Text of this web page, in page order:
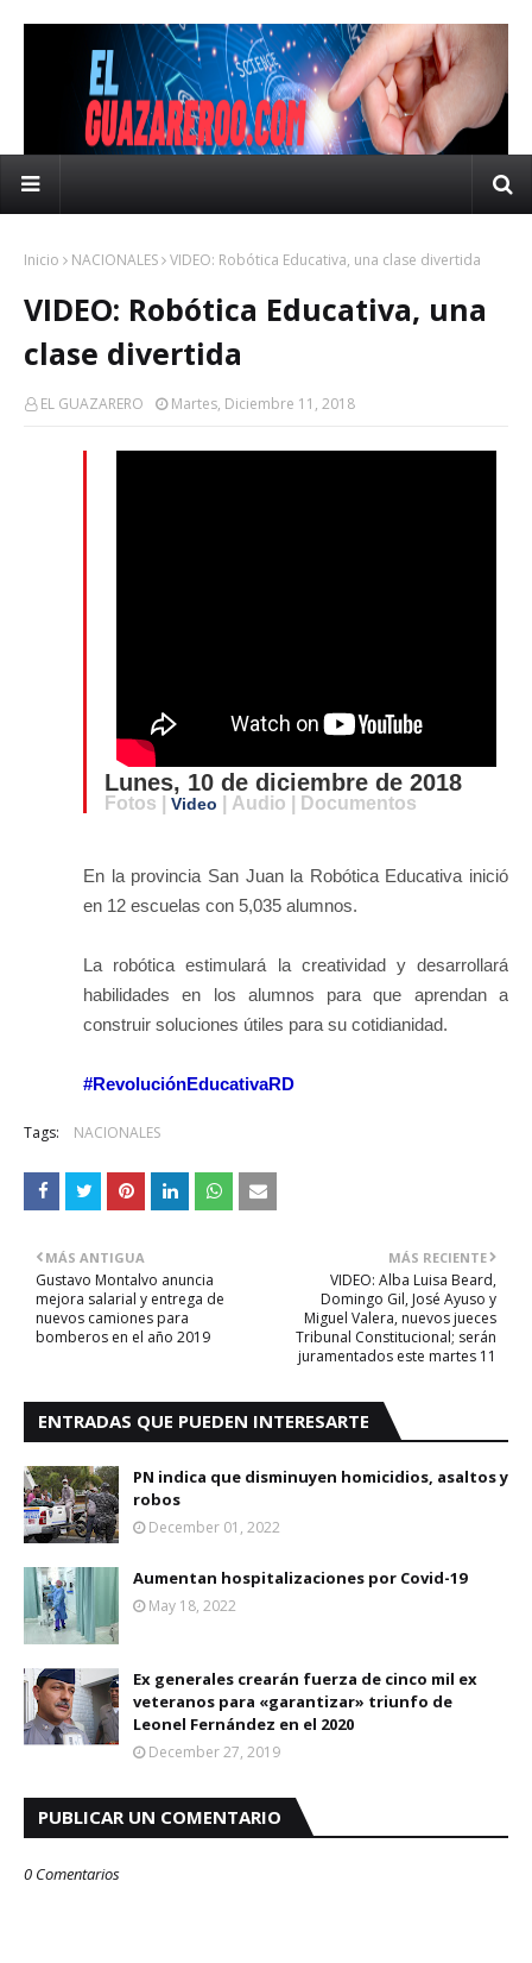
Inicio NACIONALES VIDEO: Robótica Educativa, una clase divertida
VIDEO: Robótica Educativa, una
clase divertida
EL GUAZARERO Martes, Diciembre 11, 2018
Lunes, 10 de diciembre de 2018
Fotos | Video | Audio | Documentos
En la provincia San Juan la Robótica Educativa inició
en 12 escuelas con 5,035 alumnos.
La robótica estimulará la creatividad y desarrollará
habilidades en los alumnos para que aprendan a
construir soluciones útiles para su cotidianidad.
#RevoluciónEducativaRD
Tags: NACIONALES
MÁS RECIENTE
VIDEO: Alba Luisa Beard,
Domingo Gil, José Ayuso y
Miguel Valera, nuevos jueces
Tribunal Constitucional; serán
juramentados este martes 11
MÁS ANTIGUA
Gustavo Montalvo anuncia
mejora salarial y entrega de
nuevos camiones para
bomberos en el año 2019
ENTRADAS QUE PUEDEN INTERESARTE
PN indica que disminuyen homicidios, asaltos y
robos
December 01, 2022
Aumentan hospitalizaciones por Covid-19
May 18, 2022
Ex generales crearán fuerza de cinco mil ex
veteranos para «garantizar» triunfo de
Leonel Fernández en el 2020
December 27, 2019
PUBLICAR UN COMENTARIO
0 Comentarios